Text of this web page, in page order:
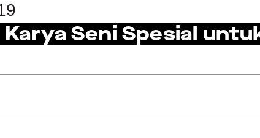
Seni Spesial